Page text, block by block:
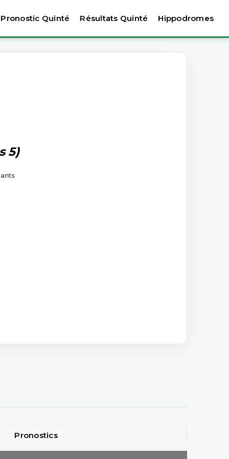
Pronostic Quinté Résultats Quinté Hippodromes
5)
Pronostics